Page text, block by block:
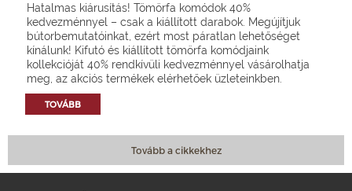
Hatalmas kiárusítás! Tömörfa komódok 40%
kedvezménnyel – csak a kiállított darabok. Megújítjuk
bútorbemutatóinkat, ezért most páratlan lehetőséget
kínálunk! Kifutó és kiállított tömörfa komódjaink
kollekcióját 40% rendkívüli kedvezménnyel vásárolhatja
meg, az akciós termékek elérhetőek üzleteinkben.
TOVÁBB
Tovább a cikkekhez